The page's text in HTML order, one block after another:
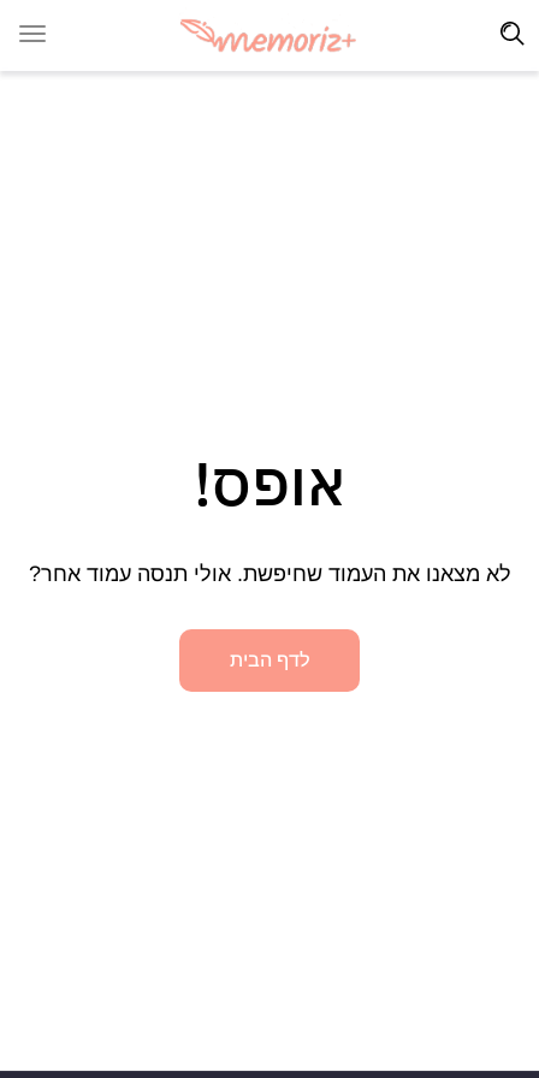
אופס!
לא מצאנו את העמוד שחיפשת. אולי תנסה עמוד אחר?
לדף הבית